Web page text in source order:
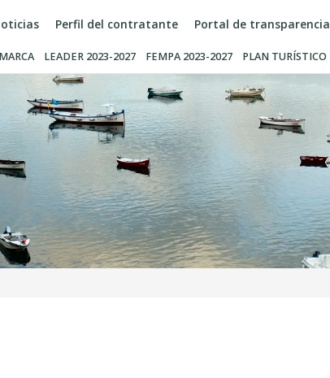
Perfil del contratante Portal de transparencia
LEADER 2023-2027 FEMPA 2023-2027 PLAN TURÍSTICO